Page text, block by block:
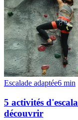
Escalade adaptée6 min
5 activités
découvrir